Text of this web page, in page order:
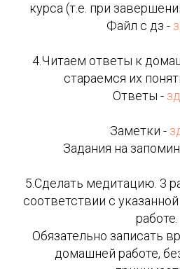
курса (т.е. при
Файл с дз -
4.Читаем ответы к
стараемся их
Ответы -
Заметки -
Задания на
5.Сделать медитацию. 3
соответствии с
работе.
Обязательно записать
домашней работе,